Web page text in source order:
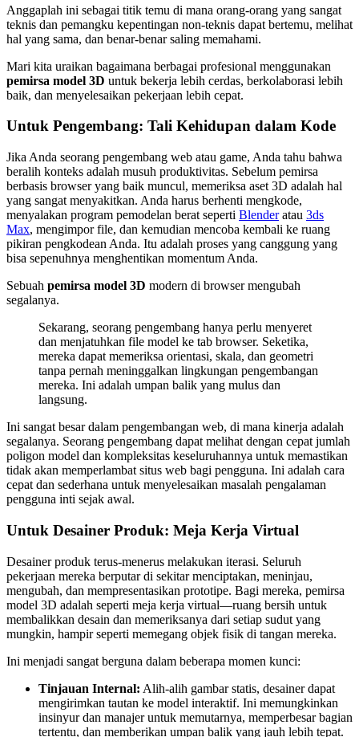
Anggaplah ini sebagai titik temu di mana orang-orang yang sangat
teknis dan pemangku kepentingan non-teknis dapat bertemu, melihat
hal yang sama, dan benar-benar saling memahami.
Mari kita uraikan bagaimana berbagai profesional menggunakan
pemirsa model 3D untuk bekerja lebih cerdas, berkolaborasi lebih
baik, dan menyelesaikan pekerjaan lebih cepat.
Untuk Pengembang: Tali Kehidupan dalam Kode
Jika Anda seorang pengembang web atau game, Anda tahu bahwa
beralih konteks adalah musuh produktivitas. Sebelum pemirsa
berbasis browser yang baik muncul, memeriksa aset 3D adalah hal
yang sangat menyakitkan. Anda harus berhenti mengkode,
menyalakan program pemodelan berat seperti Blenderatau 3ds
Max, mengimpor file, dan kemudian mencoba kembali ke ruang
pikiran pengkodean Anda. Itu adalah proses yang canggung yang
bisa sepenuhnya menghentikan momentum Anda.
Sebuah pemirsa model 3D modern di browser mengubah
segalanya.
Sekarang, seorang pengembang hanya perlu menyeret
dan menjatuhkan file model ke tab browser. Seketika,
mereka dapat memeriksa orientasi, skala, dan geometri
tanpa pernah meninggalkan lingkungan pengembangan
mereka. Ini adalah umpan balik yang mulus dan
langsung.
Ini sangat besar dalam pengembangan web, di mana kinerja adalah
segalanya. Seorang pengembang dapat melihat dengan cepat jumlah
poligon model dan kompleksitas keseluruhannya untuk memastikan
tidak akan memperlambat situs web bagi pengguna. Ini adalah cara
cepat dan sederhana untuk menyelesaikan masalah pengalaman
pengguna inti sejak awal.
Untuk Desainer Produk: Meja Kerja Virtual
Desainer produk terus-menerus melakukan iterasi. Seluruh
pekerjaan mereka berputar di sekitar menciptakan, meninjau,
mengubah, dan mempresentasikan prototipe. Bagi mereka, pemirsa
model 3D adalah seperti meja kerja virtual—ruang bersih untuk
membalikkan desain dan memeriksanya dari setiap sudut yang
mungkin, hampir seperti memegang objek fisik di tangan mereka.
Ini menjadi sangat berguna dalam beberapa momen kunci:
Tinjauan Internal: Alih-alih gambar statis, desainer dapat
mengirimkan tautan ke model interaktif. Ini memungkinkan
insinyur dan manajer untuk memutarnya, memperbesar bagian
tertentu, dan memberikan umpan balik yang jauh lebih tepat.